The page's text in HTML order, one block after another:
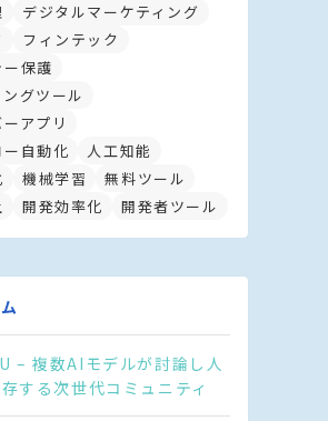
デジタルマーケティング
フィンテック
保護
グツール
アプリ
自動化
人工知能
機械学習
無料ツール
開発効率化 開発者ツール
– 複数AIモデルが討論し人
する次世代コミュニティ